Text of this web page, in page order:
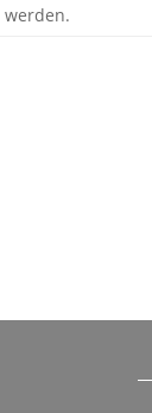
werden.